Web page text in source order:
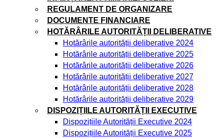
REGULAMENT DE ORGANIZARE
DOCUMENTE FINANCIARE
HOTĂRÂRILE AUTORITĂȚII DELIBERATIVE
Hotărârile autorității deliberative 2024
Hotărârile autorității deliberative 2025
Hotărârile autorității deliberative 2026
Hotărârile autorității deliberative 2027
Hotărârile autorității deliberative 2028
Hotărârile autorității deliberative 2029
DISPOZIȚIILE AUTORITĂȚII EXECUTIVE
Dispozițiile Autorității Executive 2024
Dispozițiile Autorității Executive 2025